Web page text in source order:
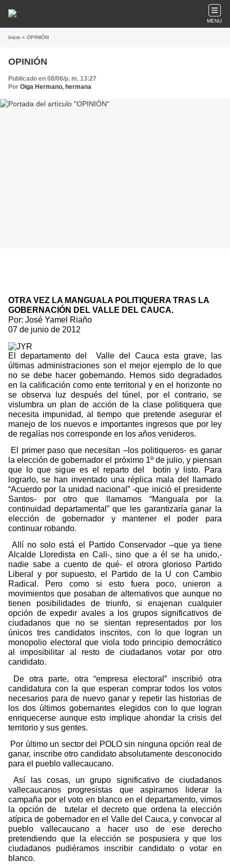
MENU
Inicio » OPINIÓN
OPINIÓN
Publicado en 08/06/p. m. 13:27
Por Oiga Hermano, hermana
OTRA VEZ LA MANGUALA POLITIQUERA TRAS LA
GOBERNACIÓN DEL VALLE DEL CAUCA.
Por: José Yamel Riaño
07 de junio de 2012
El departamento del
Valle del Cauca esta grave, las
últimas administraciones son el mejor ejemplo de lo que
no se debe hacer gobernando. Hemos sido degradados
en la calificación como ente territorial y en el horizonte no
se observa luz después del túnel, por el contrario, se
vislumbra un plan de acción de la clase politiquera que
necesita impunidad, al tiempo que pretende asegurar el
manejo de los nuevos e importantes ingresos que por ley
de regalías nos corresponde en los años venideros.
El primer paso que necesitan –los politiqueros- es ganar
la elección de gobernador el próximo 1º de julio, y piensan
que lo que sigue es el reparto del
botín y listo. Para
lograrlo, se han inventado una réplica mala del llamado
“Acuerdo por la unidad nacional” -que inició el presidente
Santos- por otro que llamamos “Manguala por la
continuidad departamental” que les garantizaría ganar la
elección de gobernador y mantener el poder para
continuar robando.
Allí no solo está el Partido Conservador –que ya tiene
Alcalde Lloredista en Cali-, sino que a él se ha unido,-
nadie sabe a cuento de qué- el otrora glorioso Partido
Liberal y por supuesto, el Partido de la U con Cambio
Radical. Pero como si esto fuera poco, unieron a
movimientos que posaban de alternativos que aunque no
tienen posibilidades de triunfo, si enajenan cualquier
opción de expedir avales a los grupos significativos de
ciudadanos que no se sientan representados por los
únicos tres candidatos inscritos, con lo que logran un
monopolio electoral que viola todo principio democrático
al imposibilitar al resto de ciudadanos votar por otro
candidato.
De otra parte, otra “empresa electoral” inscribió otra
candidatura con la que esperan comprar todos los votos
necesarios para de nuevo ganar y repetir las historias de
los dos últimos gobernantes elegidos con lo que logran
enriquecerse aunque esto implique ahondar la crisis del
territorio y sus gentes.
Por último un sector del POLO sin ninguna opción real de
ganar, inscribe otro candidato absolutamente desconocido
para el pueblo vallecaucano.
Así las cosas, un grupo significativo de ciudadanos
vallecaucanos progresistas que aspiramos liderar la
campaña por el voto en blanco en el departamento, vimos
la opción de
tutelar el decreto que ordena la elección
atípica de gobernador en el Valle del Cauca, y convocar al
pueblo vallecaucano a hacer uso de ese derecho
pretendiendo que la elección se pospusiera y que los
ciudadanos pudiéramos inscribir candidato o votar en
blanco.